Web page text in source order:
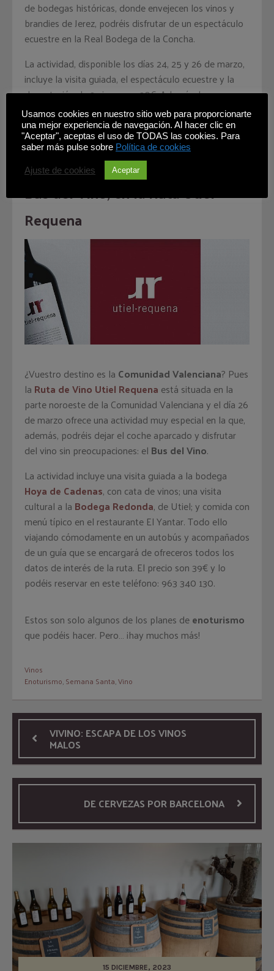
de bodegas históricas, donde envejecen los vinos y
brandies de Jerez, podréis disfrutar de un espectáculo
ecuestre en la Real Bodega de la Concha.
La actividad, disponible los días 24, 25 y 26 de marzo,
incluye la visita guiada, el espectáculo ecuestre y la
degustación de 2 vinos, por 20€. Además, hay una
degustación especial de vinos dulces y torrijas.
La reserva la podéis hacer en
reservas@gonzalezbyass.es
Bus del Vino, en la Ruta Utiel
Requena
¿Vuestro destino es la Comunidad Valenciana? Pues
la Ruta de Vino Utiel Requena está situada en la
parte noroeste de la Comunidad Valenciana y el día 26
de marzo ofrece una actividad muy especial en la que,
además, podréis dejar el coche aparcado y disfrutar
del vino sin preocupaciones: el Bus del Vino.
La actividad incluye una visita guiada a la bodega
Hoya de Cadenas, con cata de vinos; una visita
cultural a la Bodega Redonda, de Utiel; y comida con
menú típico en el restaurante El Yantar. Todo ello
viajando cómodamente en un autobús y acompañados
de un guía que se encargará de ofreceros todos los
datos de interés de la ruta. El precio son 39€ y lo
podéis reservar en este teléfono: 963 340 130.
Estos son solo algunos de los planes deenoturismo
que podéis hacer. Pero… ¡hay muchos más!
Vinos
Enoturismo,Semana Santa,Vino
VIVINO: ESCAPA DE LOS VINOS
MALOS
DE CERVEZAS POR BARCELONA
15 DICIEMBRE, 2023
Usamos cookies en nuestro sitio web para proporcionarte
una mejor experiencia de navegación. Al hacer clic en
"Aceptar", aceptas el uso de TODAS las cookies. Para
saber más pulse sobre Política de cookies
Ajuste de cookies Aceptar